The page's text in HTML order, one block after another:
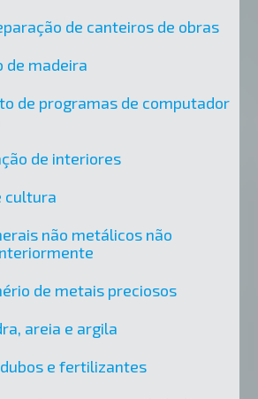
de canteiros de obras
de madeira
de programas de computador
de interiores
cultura
não metálicos não
de metais preciosos
areia e argila
e fertilizantes